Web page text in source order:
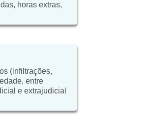
horas extras,
(infiltrações,
entre
e extrajudicial